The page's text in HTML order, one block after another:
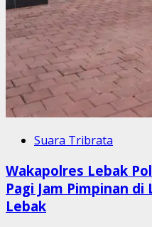
Suara Tribrata
Wakapolres Lebak
Pagi Jam Pimpinan
Lebak